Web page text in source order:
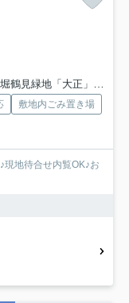
緑地「大正」駅 徒歩5分
敷地内ごみ置き場
地待合せ内覧OK♪お